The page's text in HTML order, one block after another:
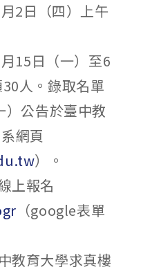
2日（四）上午
15日（一）至6
人。錄取名單
）公告於臺中教
網頁
）。
上報名
（google表單
教育大學求真樓